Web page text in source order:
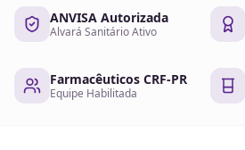
ANVISA Autorizada
Alvará Sanitário Ativo
Farmacêuticos CRF-PR
Equipe Habilitada